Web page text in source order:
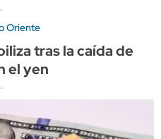
Oriente
tras la caída de
el yen